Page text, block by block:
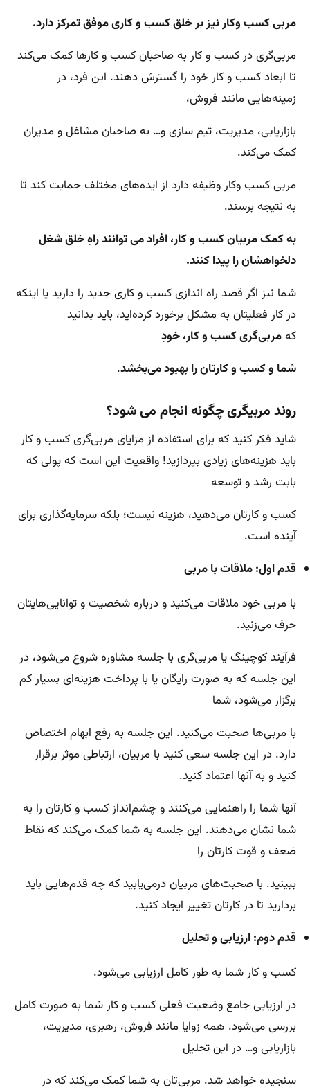
مربی کسب وکار نیز بر خلق کسب و کاری موفق تمرکز دارد.
مربی‌گری در کسب و کار به صاحبان کسب و کارها کمک می‌کند
تا ابعاد کسب و کار خود را گسترش دهند. این فرد، در
زمینه‌هایی مانند فروش،
بازاریابی، مدیریت، تیم سازی و… به صاحبان مشاغل و مدیران
کمک می‌کند.
مربی کسب وکار وظیفه دارد از ایده‌های مختلف حمایت کند تا
به نتیجه برسند.
به کمک مربیان کسب و کار، افراد می توانند راهِ خلق شغل
دلخواهشان را پیدا کنند.
شما نیز اگر قصد راه اندازی کسب و کاری جدید را دارید یا اینکه
در کار فعلیتان به مشکل بر‌خورد‌ کرده‌اید، باید بدانید
کهمربی‌گری کسب و کار، خودِ
شما و کسب و کارتان را بهبود می‌بخشد.
روند مربیگری چگونه انجام می شود؟
شاید فکر کنید که برای استفاده از مزایای مربی‌گری کسب و کار
باید هزینه‌های زیادی بپردازید! واقعیت این است که پولی که
بابت رشد و توسعه
کسب و کارتان می‌دهید، هزینه نیست؛ بلکه سرمایه‌گذاری برای
آینده است.
قدم اول: ملاقات با مربی
با مربی خود ملاقات می‌کنید و درباره شخصیت و توانایی‌هایتان
حرف می‌زنید.
فرآیند کوچینگ یا مربی‌گری با جلسه مشاوره شروع می‌شود، در
این جلسه که به صورت رایگان یا با پرداخت هزینه‌ای بسیار کم
برگزار می‌شود، شما
با مربی‌ها صحبت می‌‌کنید. این جلسه به رفع ابهام اختصاص
دارد. در این جلسه سعی کنید با مربیان، ارتباطی موثر برقرار
کنید و به آنها اعتماد کنید.
آنها شما را راهنمایی می‌کنند و چشم‌انداز کسب و کارتان را به
شما نشان می‌دهند. این جلسه به شما کمک می‌کند که نقاط
ضعف و قوت کارتان را
ببینید. با صحبت‌های مربیان در‌می‌یابید که چه قدم‌هایی باید
بردارید تا در کارتان تغییر ایجاد کنید.
قدم دوم: ارزیابی و تحلیل
کسب و کار شما به طور کامل ارزیابی می‌شود.
در ارزیابی جامع وضعیت فعلی کسب و کار شما به صورت کامل
بررسی می‌شود. همه زوایا مانند فروش، رهبری، مدیریت،
بازاریابی و… در این تحلیل
سنجیده خواهد شد. مربی‌تان به شما کمک می‌کند که در